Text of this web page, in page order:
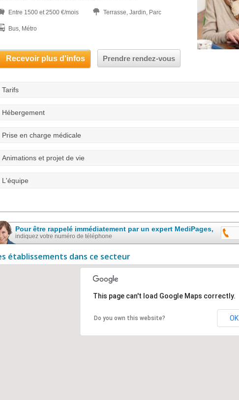
Entre 1500 et 2500 €/mois Terrasse, Jardin, Parc
Bus, Métro
Recevoir plus d'infos Prendre rendez-vous
Tarifs
Hébergement
Prise en charge médicale
Animations et projet de vie
L'équipe
Pour être rappelé immédiatement par un expert MediPages,
indiquez votre numéro de téléphone
établissements dans ce secteur
This page can't load Google Maps correctly.
Do you own this website? OK